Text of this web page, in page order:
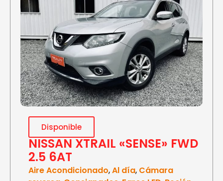
Disponible
NISSAN XTRAIL «SENSE» FWD
2.5 6AT
Aire Acondicionado,Al día, Cámara